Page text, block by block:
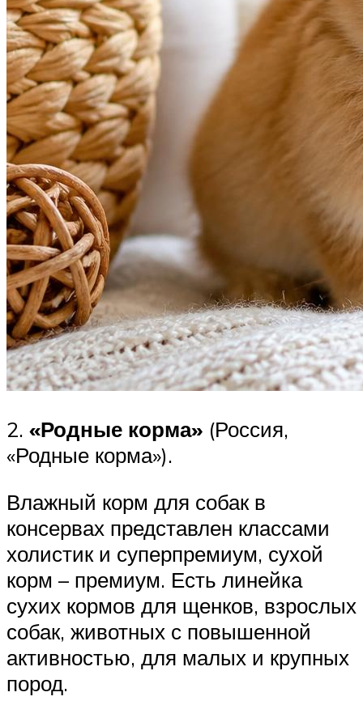
2. «Родные корма» (Россия,
«Родные корма»).
Влажный корм для собак в
консервах представлен классами
холистик и суперпремиум, сухой
корм – премиум. Есть линейка
сухих кормов для щенков, взрослых
собак, животных с повышенной
активностью, для малых и крупных
пород.